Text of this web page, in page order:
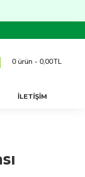
0 ürün - 0,00TL
İLETİŞİM